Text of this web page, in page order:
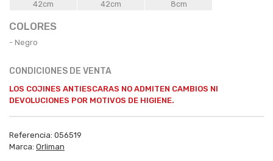
42cm
42cm 8cm
COLORES
- Negro
CONDICIONES DE VENTA
LOS COJINES ANTIESCARAS NO ADMITEN CAMBIOS NI
DEVOLUCIONES POR MOTIVOS DE HIGIENE.
Referencia: 056519
Marca: Orliman